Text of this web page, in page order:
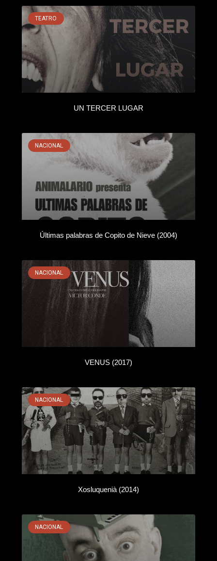
TEATRO
UN TERCER LUGAR
NACIONAL
Últimas palabras de Copito de Nieve (2004)
NACIONAL
VENUS (2017)
NACIONAL
Xosluquenià (2014)
NACIONAL